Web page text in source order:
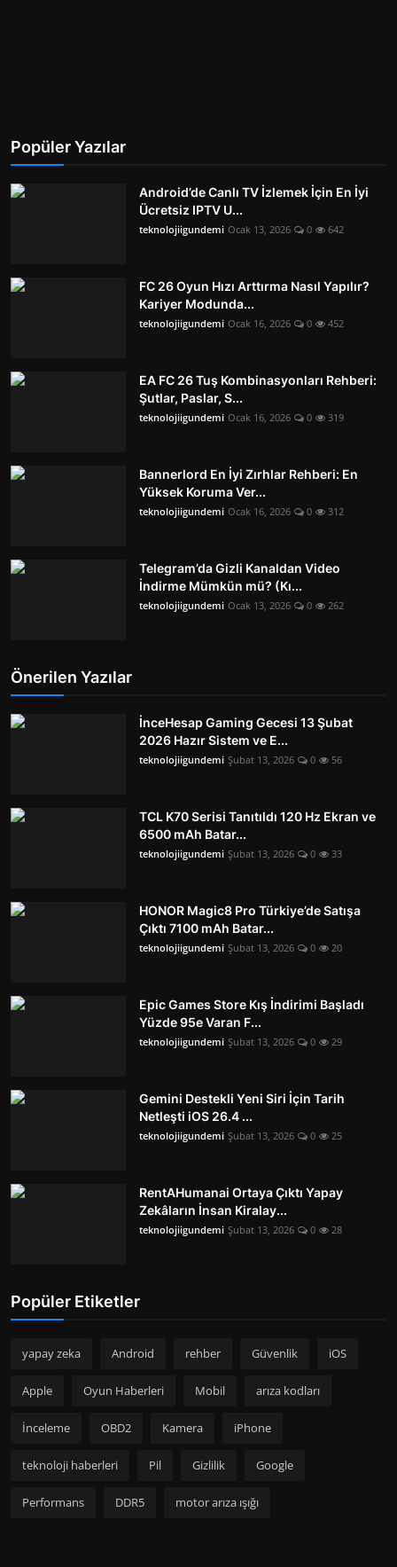
Popüler Yazılar
Android’de Canlı TV İzlemek İçin En İyi
Ücretsiz IPTV U...
teknolojiigundemi Ocak 13, 2026 0 642
FC 26 Oyun Hızı Arttırma Nasıl Yapılır?
Kariyer Modunda...
teknolojiigundemi Ocak 16, 2026 0 452
EA FC 26 Tuş Kombinasyonları Rehberi:
Şutlar, Paslar, S...
teknolojiigundemi Ocak 16, 2026 0 319
Bannerlord En İyi Zırhlar Rehberi: En
Yüksek Koruma Ver...
teknolojiigundemi Ocak 16, 2026 0 312
Telegram’da Gizli Kanaldan Video
İndirme Mümkün mü? (Kı...
teknolojiigundemi Ocak 13, 2026 0 262
Önerilen Yazılar
İnceHesap Gaming Gecesi 13 Şubat
2026 Hazır Sistem ve E...
teknolojiigundemi Şubat 13, 2026 0 56
TCL K70 Serisi Tanıtıldı 120 Hz Ekran ve
6500 mAh Batar...
teknolojiigundemi Şubat 13, 2026 0 33
HONOR Magic8 Pro Türkiye’de Satışa
Çıktı 7100 mAh Batar...
teknolojiigundemi Şubat 13, 2026 0 20
Epic Games Store Kış İndirimi Başladı
Yüzde 95e Varan F...
teknolojiigundemi Şubat 13, 2026 0 29
Gemini Destekli Yeni Siri İçin Tarih
Netleşti iOS 26.4 ...
teknolojiigundemi Şubat 13, 2026 0 25
RentAHumanai Ortaya Çıktı Yapay
Zekâların İnsan Kiralay...
teknolojiigundemi Şubat 13, 2026 0 28
Popüler Etiketler
yapay zeka Android rehber Güvenlik iOS
Apple Oyun Haberleri Mobil arıza kodları
İnceleme OBD2 Kamera iPhone
teknoloji haberleri Pil Gizlilik Google
Performans DDR5 motor arıza ışığı